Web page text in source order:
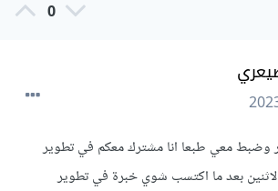
0
وضبط معي طبعا انا مشترك معكم في تطوير
بعد ما اكتسب شوي خبرة في تطوير